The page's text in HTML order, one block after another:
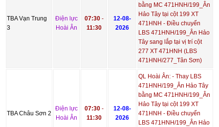
TBA Vạn Trung
3
Điện lực
Hoài Ân
07:30-
11:30
12-08-
2026
bằng MC 471HNH/199_Ân
Hảo Tây tại cột 199 XT
471HNH - Điều chuyển
LBS 471HNH/199_Ân Hảo
Tây sang lắp tại vị trí cột
277 XT 471HNH (LBS
471HNH/277_Tân Sơn)
TBA Châu Sơn 2
Điện lực
Hoài Ân
07:30-
11:30
12-08-
2026
QL Hoài Ân: - Thay LBS
471HNH/199_Ân Hảo Tây
bằng MC 471HNH/199_Ân
Hảo Tây tại cột 199 XT
471HNH - Điều chuyển
LBS 471HNH/199_Ân Hảo